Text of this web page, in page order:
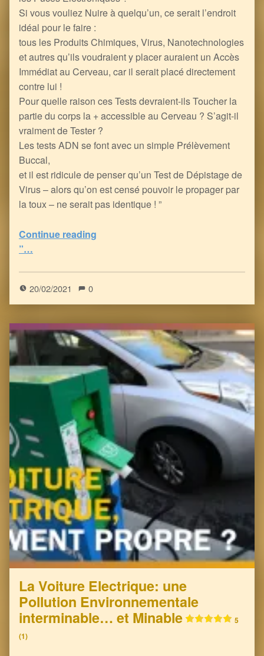
Si vous vouliez Nuire à quelqu’un, ce serait l’endroit
idéal pour le faire :
tous les Produits Chimiques, Virus, Nanotechnologies
et autres qu’ils voudraient y placer auraient un Accès
Immédiat au Cerveau, car il serait placé directement
contre lui !
Pour quelle raison ces Tests devraient-ils Toucher la
partie du corps la + accessible au Cerveau ? S’agit-il
vraiment de Tester ?
Les tests ADN se font avec un simple Prélèvement
Buccal,
et il est ridicule de penser qu’un Test de Dépistage de
Virus – alors qu’on est censé pouvoir le propager par
la toux – ne serait pas identique ! ”
Continue reading
”…
20/02/2021 0
La Voiture Electrique: une
Pollution Environnementale
interminable… et Minable
5
(1)